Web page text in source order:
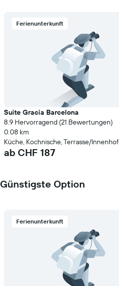
Ferienunterkunft
Suite Gracia Barcelona
8.9 Hervorragend (21 Bewertungen)
0.08 km
Küche, Kochnische, Terrasse/Innenhof
ab CHF 187
Günstigste Option
Ferienunterkunft